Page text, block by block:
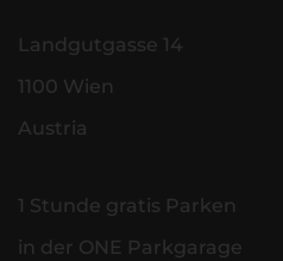
Landgutgasse 14
1100 Wien
Austria
1 Stunde gratis Parken
in der ONE Parkgarage